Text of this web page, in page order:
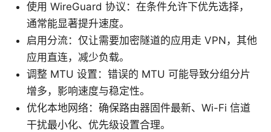
使用 WireGuard 协议：在条件允许下优先选择，
通常能显著提升速度。
启用分流：仅让需要加密隧道的应用走 VPN，其他
应用直连，减少负载。
调整 MTU 设置：错误的 MTU 可能导致分组分片
增多，影响速度与稳定性。
优化本地网络：确保路由器固件最新、Wi-Fi 信道
干扰最小化、优先级设置合理。